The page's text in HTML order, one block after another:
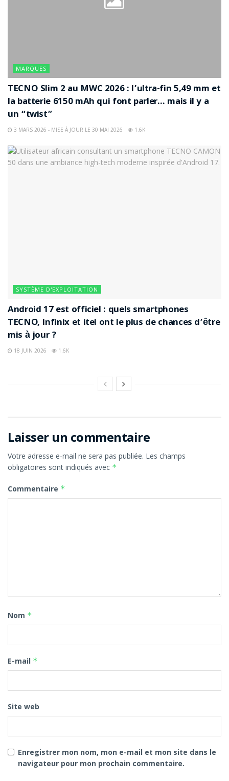
MARQUES
TECNO Slim 2 au MWC 2026 : l’ultra-fin 5,49 mm et
la batterie 6150 mAh qui font parler… mais il y a
un “twist”
3 MARS 2026 - MISE À JOUR LE 30 MAI 2026 1.6K
SYSTÈME D'EXPLOITATION
Android 17 est officiel : quels smartphones
TECNO, Infinix et itel ont le plus de chances d’être
mis à jour ?
18 JUIN 2026 1.6K
Laisser un commentaire
Votre adresse e-mail ne sera pas publiée. Les champs
obligatoires sont indiqués avec *
Commentaire *
Nom *
E-mail *
Site web
Enregistrer mon nom, mon e-mail et mon site dans le
navigateur pour mon prochain commentaire.